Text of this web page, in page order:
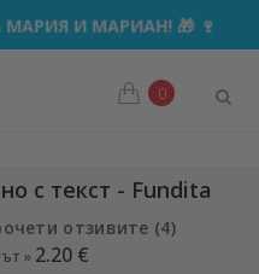
ЗА НАД 100
0
с текст - Fundita
отзивите (4)
» 2.20 €